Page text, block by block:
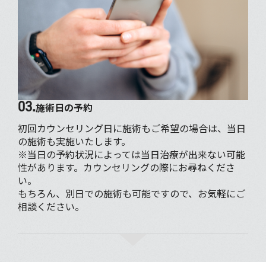
03.施術日の予約
初回カウンセリング日に施術もご希望の場合は、当日
の施術も実施いたします。
※当日の予約状況によっては当日治療が出来ない可能
性があります。カウンセリングの際にお尋ねくださ
い。
もちろん、別日での施術も可能ですので、お気軽にご
相談ください。